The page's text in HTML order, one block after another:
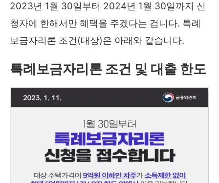
2023년 1월 30일부터 2024년 1월 30일까지 신
청자에 한해서만 혜택을 주겠다는 겁니다. 특례
보금자리론 조건(대상)은 아래와 같습니다.
특례보금자리론 조건 및 대출 한도